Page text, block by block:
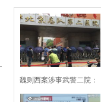
魏则西案涉事武警二院：